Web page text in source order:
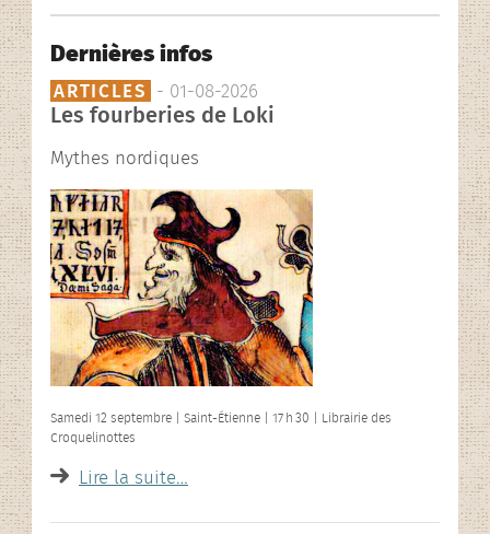
Dernières infos
ARTICLES - 01-08-2026
Les fourberies de Loki
Mythes nordiques
Samedi 12 septembre | Saint-Étienne | 17 h 30 | Librairie des
Croquelinottes
Lire la suite…